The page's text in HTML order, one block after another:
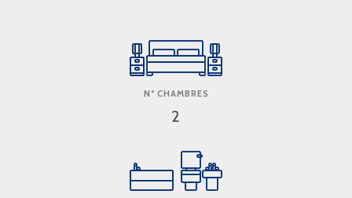
Nº CHAMBRES
2